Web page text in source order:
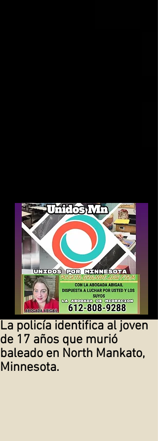
La policía identifica al joven
de 17 años que murió
baleado en North Mankato,
Minnesota.